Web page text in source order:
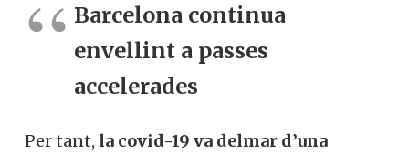
Barcelona continua
envellint a passes
accelerades
Per tant, la covid-19 va delmar d’una